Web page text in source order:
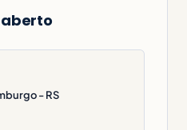
aberto
- RS